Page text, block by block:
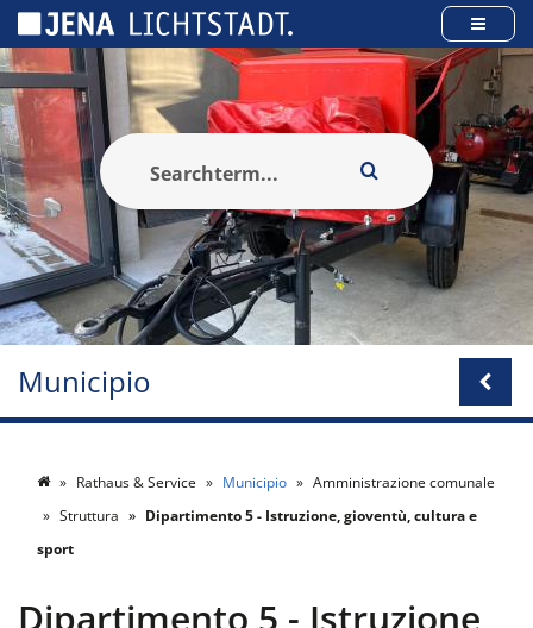
Municipio
Rathaus & Service Municipio
Amministrazione comunale
Struttura
Dipartimento 5 - Istruzione, gioventù, cultura e
sport
Dipartimento 5 - Istruzione,
Pannello di gestione dei cookies